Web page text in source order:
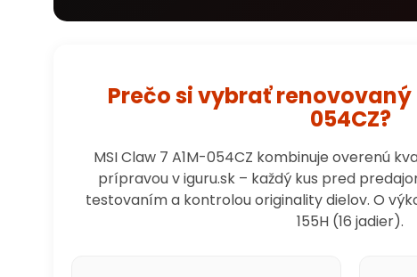
Prečo si vybrať renovovaný
054CZ?
MSI Claw 7 A1M-054CZ kombinuje overenú
prípravou v iguru.sk – každý kus pred
testovaním a kontrolou originality dielov. O
155H (16 jadier).